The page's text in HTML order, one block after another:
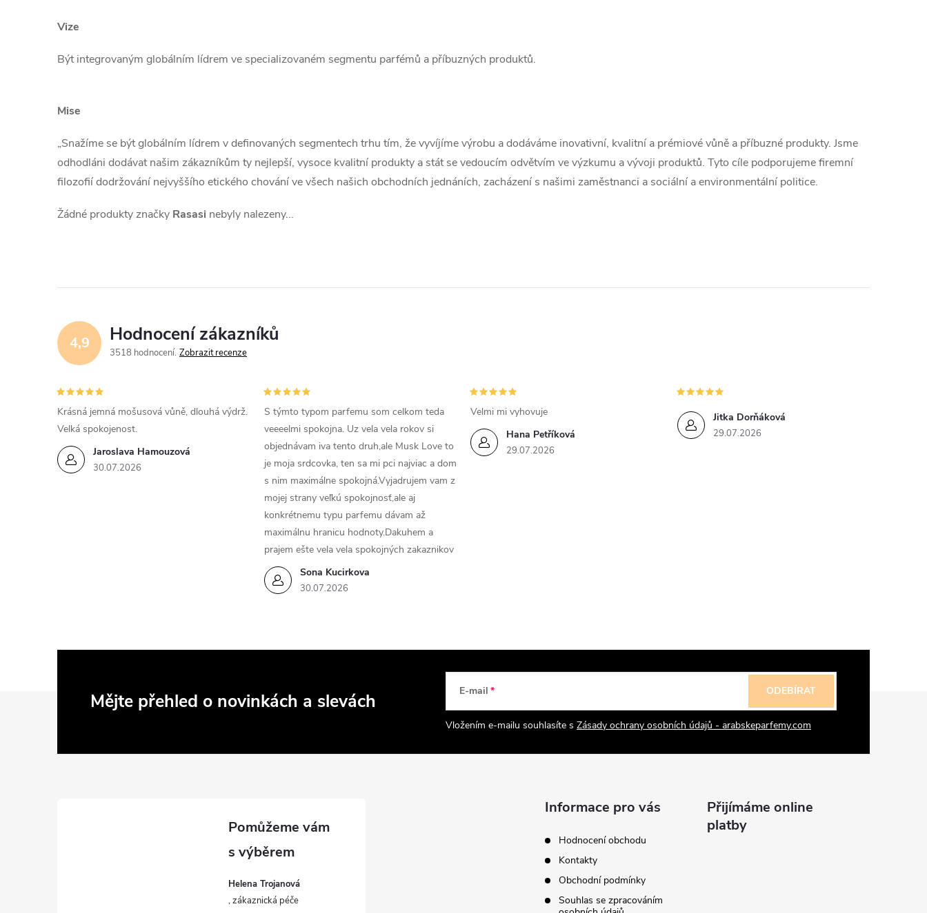
Vize
Být integrovaným globálním lídrem ve specializovaném segmentu parfémů a příbuzných produktů.
Mise
„Snažíme se být globálním lídrem v definovaných segmentech trhu tím, že vyvíjíme výrobu a dodáváme inovativní, kvalitní a prémiové vůně a příbuzné produkty. Jsme
odhodláni dodávat našim zákazníkům ty nejlepší, vysoce kvalitní produkty a stát se vedoucím odvětvím ve výzkumu a vývoji produktů. Tyto cíle podporujeme firemní
filozofií dodržování nejvyššího etického chování ve všech našich obchodních jednáních, zacházení s našimi zaměstnanci a sociální a environmentální politice.
Žádné produkty značky Rasasi nebyly nalezeny...
4,9 Hodnocení zákazníků
3518 hodnocení Zobrazit recenze
Jaroslava Hamouzová
30.07.2026
Krásná jemná mošusová vůně, dlouhá výdrž.
Velká spokojenost.
Sona Kucirkova
30.07.2026
S týmto typom parfemu som celkom teda
veeeelmi spokojna. Uz vela vela rokov si
objednávam iva tento druh,ale Musk Love to
je moja srdcovka, ten sa mi pci najviac a dom
s nim maximálne spokojná.Vyjadrujem vam z
mojej strany veľkú spokojnosť,ale aj
konkrétnemu typu parfemu dávam až
maximálnu hranicu hodnoty.Dakuhem a
prajem ešte vela vela spokojných zakaznikov
Hana Petříková
29.07.2026
Velmi mi vyhovuje Jitka Dorňáková
29.07.2026
Mějte přehled o novinkách a slevách E-mail
Vložením e-mailu souhlasíte s Zásady ochrany osobních údajů - arabskeparfemy.com
ODEBÍRAT
Helena Trojanová
Informace pro vás
Hodnocení obchodu
Kontakty
Obchodní podmínky
Souhlas se zpracováním
Přijímáme online
platby